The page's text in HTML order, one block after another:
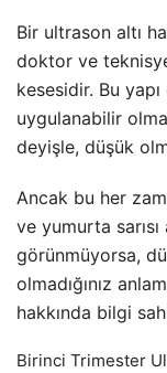
Bir ultrason altı
doktor ve
kesesidir. Bu
uygulanabilir
deyişle, düşük
Ancak bu her
ve yumurta
görünmüyorsa,
olmadığınız
hakkında bilgi
Birinci Trimester